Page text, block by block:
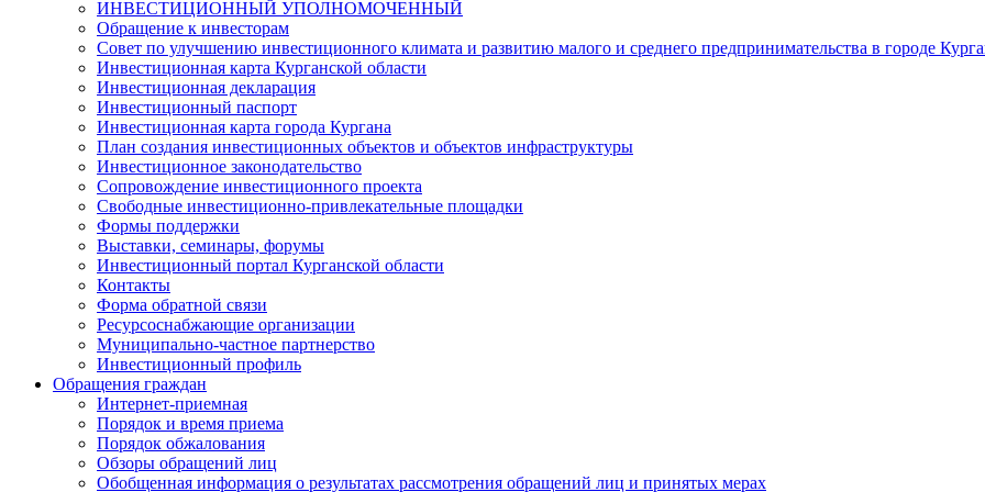
ИНВЕСТИЦИОННЫЙ УПОЛНОМОЧЕННЫЙ
Обращение к инвесторам
Совет по улучшению инвестиционного климата и развитию малого и среднего предпринимательства в городе
Инвестиционная карта Курганской области
Инвестиционная декларация
Инвестиционный паспорт
Инвестиционная карта города Кургана
План создания инвестиционных объектов и объектов инфраструктуры
Инвестиционное законодательство
Сопровождение инвестиционного проекта
Свободные инвестиционно-привлекательные площадки
Формы поддержки
Выставки, семинары, форумы
Инвестиционный портал Курганской области
Контакты
Форма обратной связи
Ресурсоснабжающие организации
Муниципально-частное партнерство
Инвестиционный профиль
Обращения граждан
Интернет-приемная
Порядок и время приема
Порядок обжалования
Обзоры обращений лиц
Обобщенная информация о результатах рассмотрения обращений лиц и принятых мерах